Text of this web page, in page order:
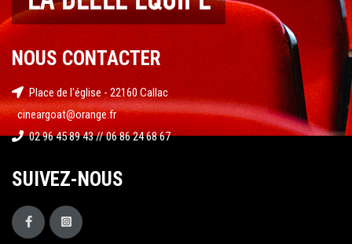
NOUS CONTACTER
Place de l'église - 22160 Callac
cineargoat@orange.fr
02 96 45 89 43 // 06 86 24 68 67
SUIVEZ-NOUS